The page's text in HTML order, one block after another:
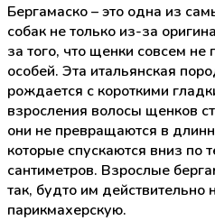
Бергамаско – это одна из
собак не только из-за
за того, что щенки совсем
особей. Эта итальянская
рождается с короткими
взросления волосы щенков
они не превращаются в
которые спускаются вниз по
сантиметров. Взрослые
так, будто им действительно
парикмахерскую.